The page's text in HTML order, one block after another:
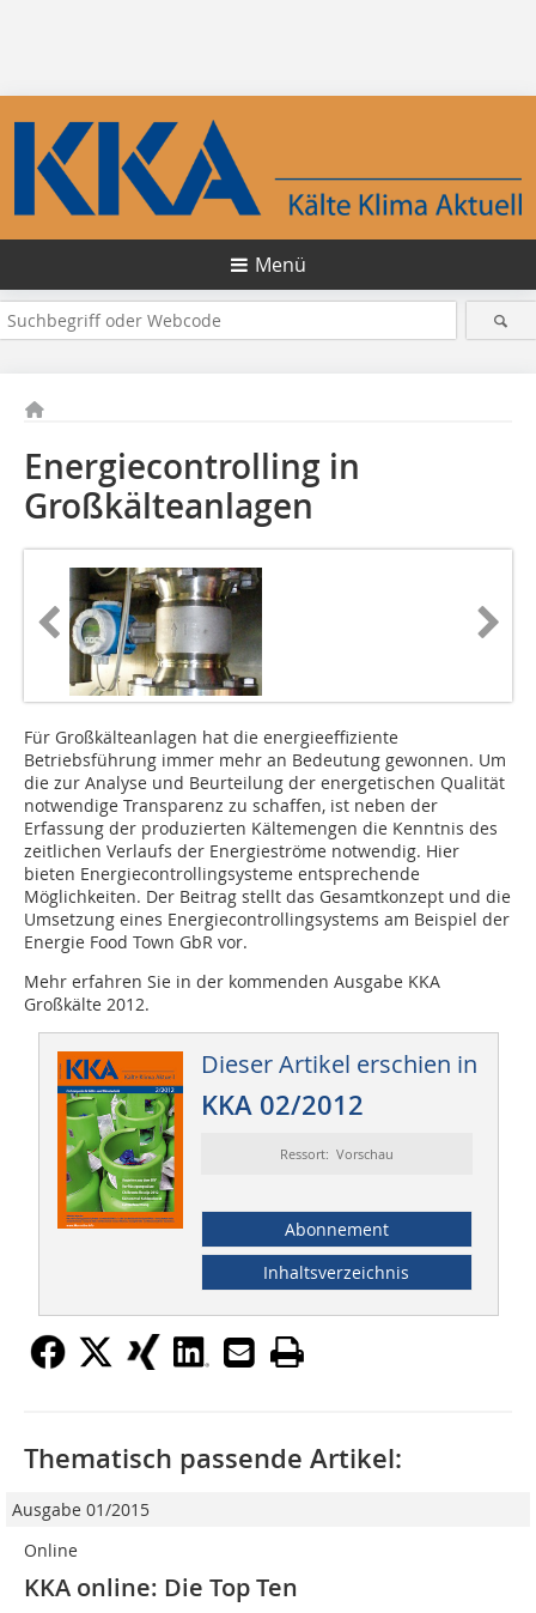
Menü
Energiecontrolling in
Großkälteanlagen
Für Großkälteanlagen hat die energieeffiziente
Betriebsführung immer mehr an Bedeutung gewonnen. Um
die zur Analyse und Beurteilung der energetischen Qualität
notwendige Transparenz zu schaffen, ist neben der
Erfassung der produzierten Kältemengen die Kenntnis des
zeitlichen Verlaufs der Energieströme notwendig. Hier
bieten Energiecontrollingsysteme entsprechende
Möglichkeiten. Der Beitrag stellt das Gesamtkonzept und die
Umsetzung eines Energiecontrollingsystems am Beispiel der
Energie Food Town GbR vor.
Mehr erfahren Sie in der kommenden Ausgabe KKA
Großkälte 2012.
Dieser Artikel erschien in
KKA 02/2012
Ressort: Vorschau
Abonnement
Inhaltsverzeichnis
Thematisch passende Artikel:
Ausgabe 01/2015
Online
KKA online: Die Top Ten